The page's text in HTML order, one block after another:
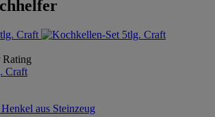
Rating
Craft